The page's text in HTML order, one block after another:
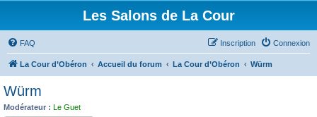
Les Salons de La Cour
FAQ Connexion
Inscription
La Cour d’Obéron Accueil du forum La Cour d’Obéron Würm
Würm
Modérateur : Le Guet